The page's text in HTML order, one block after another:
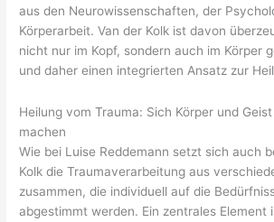
aus den Neurowissenschaften, der
Körperarbeit. Van der Kolk ist davon
nicht nur im Kopf, sondern auch im Körper
und daher einen integrierten Ansatz zur
Heilung vom Trauma: Sich Körper und
machen
Wie bei Luise Reddemann setzt sich auch
Kolk die Traumaverarbeitung aus
zusammen, die individuell auf die
abgestimmt werden. Ein zentrales Element